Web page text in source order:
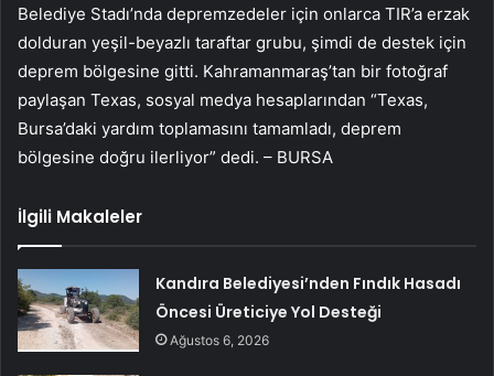
Belediye Stadı’nda depremzedeler için onlarca TIR’a erzak
dolduran yeşil-beyazlı taraftar grubu, şimdi de destek için
deprem bölgesine gitti. Kahramanmaraş’tan bir fotoğraf
paylaşan Texas, sosyal medya hesaplarından “Texas,
Bursa’daki yardım toplamasını tamamladı, deprem
bölgesine doğru ilerliyor” dedi. – BURSA
İlgili Makaleler
Kandıra Belediyesi’nden Fındık Hasadı
Öncesi Üreticiye Yol Desteği
Ağustos 6, 2026